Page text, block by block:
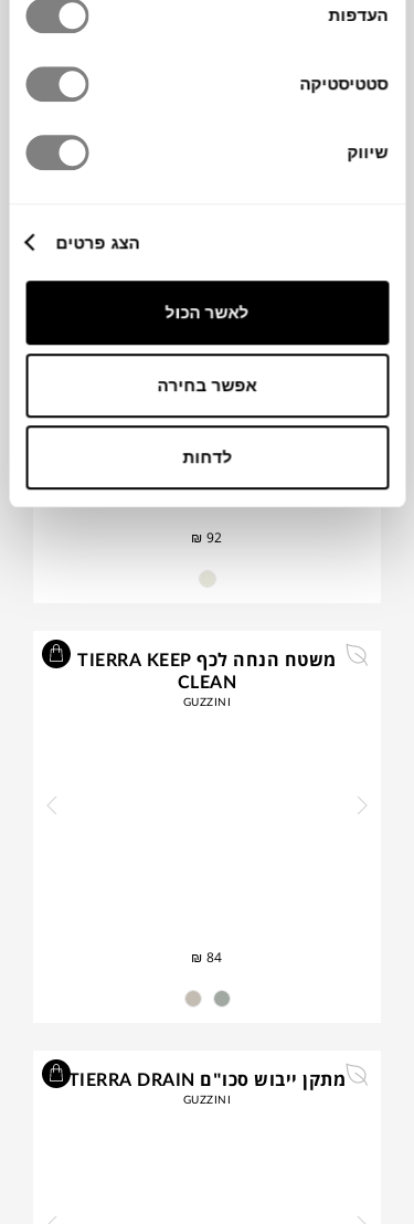
העדפות
סטטיסטיקה
שיווק
הצג פרטים
לאשר הכול
אפשר בחירה
לדחות
13%
הנחה
₪ 92
משטח הנחה לכף TIERRA KEEP
CLEAN
GUZZINI
₪ 84
מתקן ייבוש סכו"ם TIERRA DRAIN
GUZZINI